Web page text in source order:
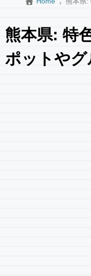
熊本県: 特
ポットやグ